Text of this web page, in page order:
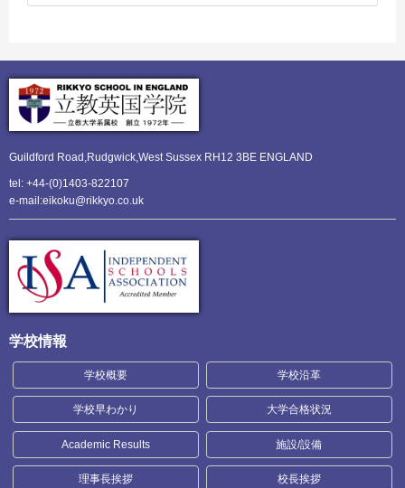
Guildford Road,Rudgwick,West Sussex RH12 3BE ENGLAND
tel: +44-(0)1403-822107
e-mail:eikoku@rikkyo.co.uk
学校情報
学校概要 学校沿革
学校早わかり 大学合格状況
Academic Results 施設/設備
理事長挨拶 校長挨拶